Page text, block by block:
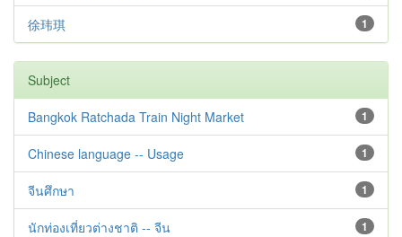
1
徐玮琪
Subject
1
Bangkok Ratchada Train Night Market
1
Chinese language -- Usage
1
จีนศึกษา
1
นักท่องเที่ยวต่างชาติ -- จีน